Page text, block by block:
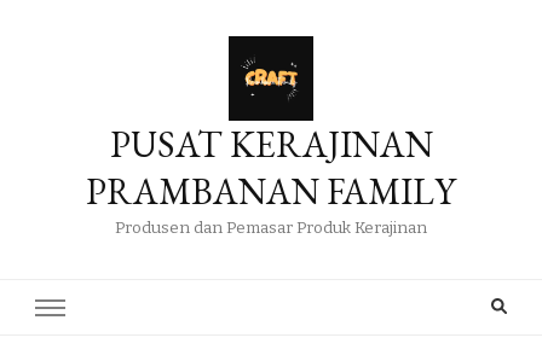
PUSAT KERAJINAN
PRAMBANAN FAMILY
Produsen dan Pemasar Produk Kerajinan